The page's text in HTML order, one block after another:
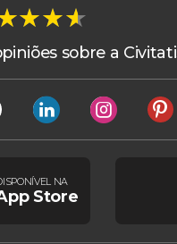
sobre a
NA
Store